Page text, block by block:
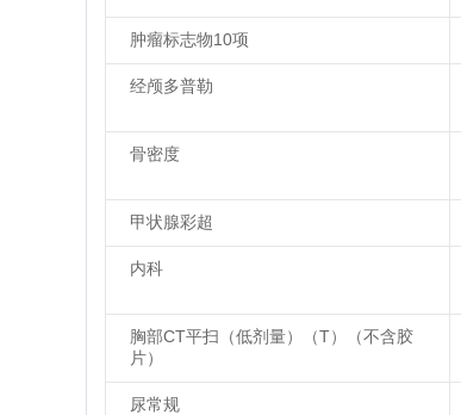
肿瘤标志物10项
经颅多普勒
骨密度
甲状腺彩超
内科
胸部CT平扫（低剂量）（T）（不含胶
片）
尿常规